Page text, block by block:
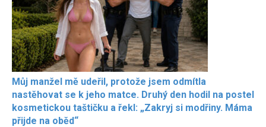
Můj manžel mě udeřil, protože jsem odmítla
nastěhovat se k jeho matce. Druhý den hodil na postel
kosmetickou taštičku a řekl: „Zakryj si modřiny. Máma
přijde na oběd“